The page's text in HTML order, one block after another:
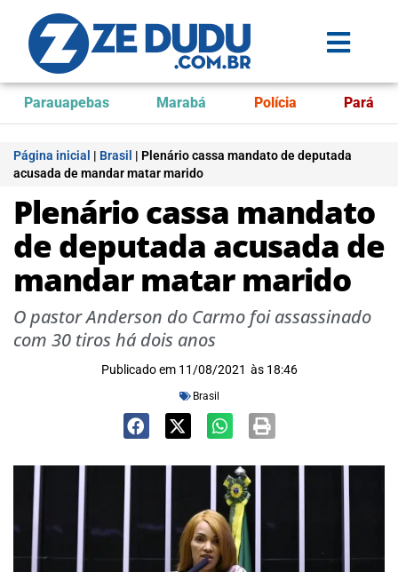
Parauapebas Marabá Polícia Pará
Página inicial | Brasil | Plenário cassa mandato de deputada
acusada de mandar matar marido
Plenário cassa mandato
de deputada acusada de
mandar matar marido
O pastor Anderson do Carmo foi assassinado
com 30 tiros há dois anos
Publicado em 11/08/2021 às 18:46
Brasil